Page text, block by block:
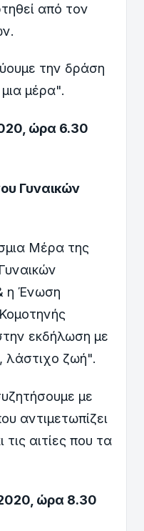
από τον
την δράση
μέρα".
ώρα 6.30
Γυναικών
Μέρα της
η Ένωση
εκδήλωση με
λάστιχο ζωή".
με
αντιμετωπίζει
αιτίες που τα
ώρα 8.30